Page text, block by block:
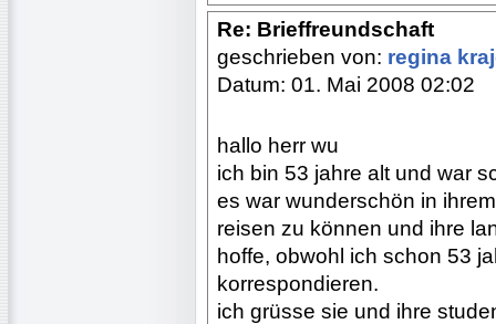
Re: Brieffreundschaft
geschrieben von: regina
Datum: 01. Mai 2008 02:02
hallo herr wu
ich bin 53 jahre alt und war
es war wunderschön in
reisen zu können und ihre
hoffe, obwohl ich schon 53
korrespondieren.
ich grüsse sie und ihre